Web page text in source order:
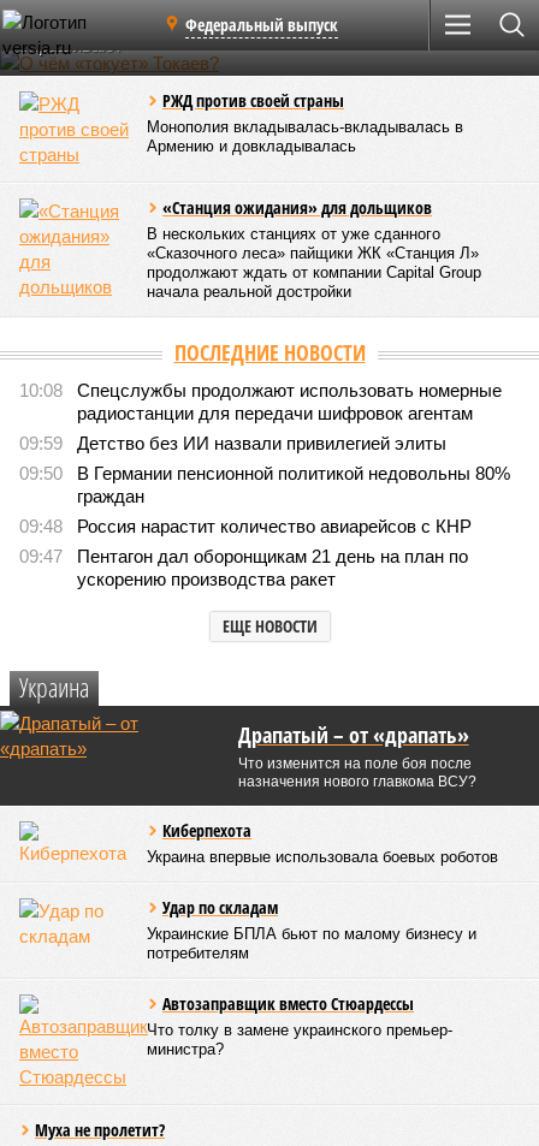
Федеральный выпуск
Нет ничего глупее, чем раздавать советы, когда тебя не
спрашивают
РЖД против своей страны
Монополия вкладывалась-вкладывалась в
Армению и довкладывалась
«Станция ожидания» для дольщиков
В нескольких станциях от уже сданного
«Сказочного леса» пайщики ЖК «Станция Л»
продолжают ждать от компании Capital Group
начала реальной достройки
ПОСЛЕДНИЕ НОВОСТИ
10:08
Спецслужбы продолжают использовать номерные
радиостанции для передачи шифровок агентам
09:59
Детство без ИИ назвали привилегией элиты
09:50
В Германии пенсионной политикой недовольны 80%
граждан
09:48
Россия нарастит количество авиарейсов с КНР
09:47
Пентагон дал оборонщикам 21 день на план по
ускорению производства ракет
ЕЩЕ НОВОСТИ
Украина
Драпатый – от «драпать»
Что изменится на поле боя после
назначения нового главкома ВСУ?
Киберпехота
Украина впервые использовала боевых роботов
Удар по складам
Украинские БПЛА бьют по малому бизнесу и
потребителям
Автозаправщик вместо Стюардессы
Что толку в замене украинского премьер-
министра?
Муха не пролетит?